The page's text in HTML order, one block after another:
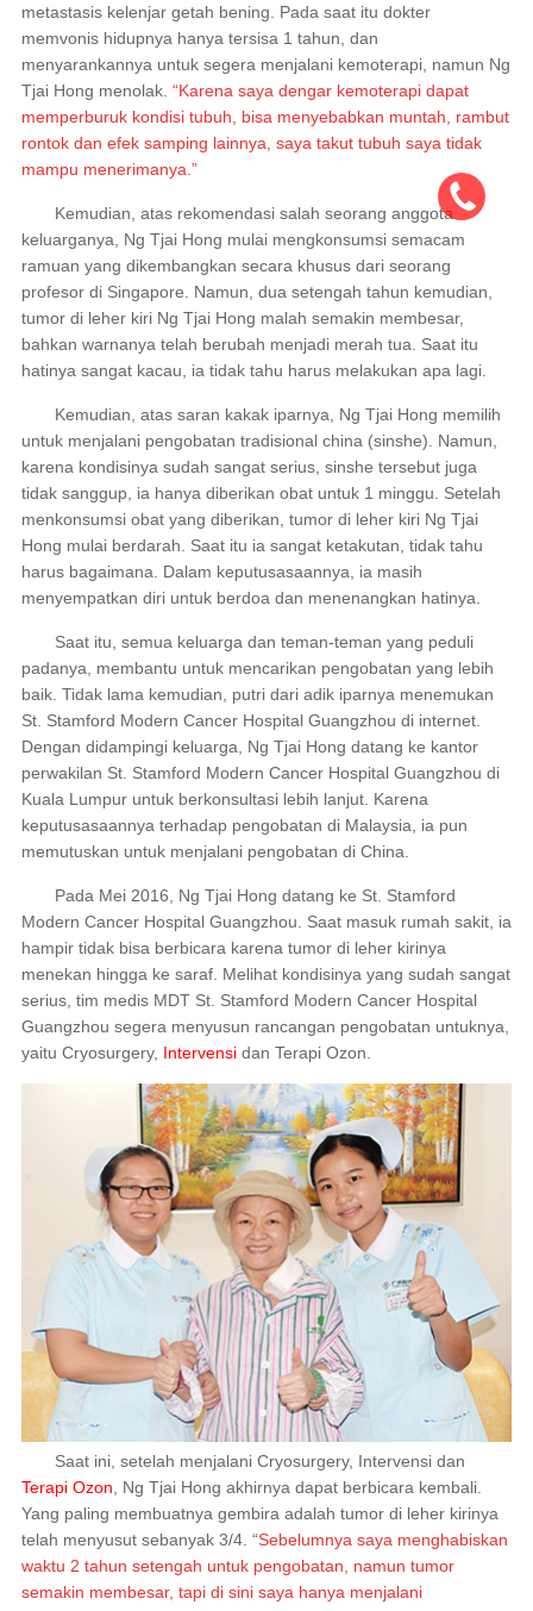
metastasis kelenjar getah bening. Pada saat itu dokter
memvonis hidupnya hanya tersisa 1 tahun, dan
menyarankannya untuk segera menjalani kemoterapi, namun Ng
Tjai Hong menolak. “Karena saya dengar kemoterapi dapat
memperburuk kondisi tubuh, bisa menyebabkan muntah, rambut
rontok dan efek samping lainnya, saya takut tubuh saya tidak
mampu menerimanya.”
Kemudian, atas rekomendasi salah seorang anggota
keluarganya, Ng Tjai Hong mulai mengkonsumsi semacam
ramuan yang dikembangkan secara khusus dari seorang
profesor di Singapore. Namun, dua setengah tahun kemudian,
tumor di leher kiri Ng Tjai Hong malah semakin membesar,
bahkan warnanya telah berubah menjadi merah tua. Saat itu
hatinya sangat kacau, ia tidak tahu harus melakukan apa lagi.
Kemudian, atas saran kakak iparnya, Ng Tjai Hong memilih
untuk menjalani pengobatan tradisional china (sinshe). Namun,
karena kondisinya sudah sangat serius, sinshe tersebut juga
tidak sanggup, ia hanya diberikan obat untuk 1 minggu. Setelah
menkonsumsi obat yang diberikan, tumor di leher kiri Ng Tjai
Hong mulai berdarah. Saat itu ia sangat ketakutan, tidak tahu
harus bagaimana. Dalam keputusasaannya, ia masih
menyempatkan diri untuk berdoa dan menenangkan hatinya.
Saat itu, semua keluarga dan teman-teman yang peduli
padanya, membantu untuk mencarikan pengobatan yang lebih
baik. Tidak lama kemudian, putri dari adik iparnya menemukan
St. Stamford Modern Cancer Hospital Guangzhou di internet.
Dengan didampingi keluarga, Ng Tjai Hong datang ke kantor
perwakilan St. Stamford Modern Cancer Hospital Guangzhou di
Kuala Lumpur untuk berkonsultasi lebih lanjut. Karena
keputusasaannya terhadap pengobatan di Malaysia, ia pun
memutuskan untuk menjalani pengobatan di China.
Pada Mei 2016, Ng Tjai Hong datang ke St. Stamford
Modern Cancer Hospital Guangzhou. Saat masuk rumah sakit, ia
hampir tidak bisa berbicara karena tumor di leher kirinya
menekan hingga ke saraf. Melihat kondisinya yang sudah sangat
serius, tim medis MDT St. Stamford Modern Cancer Hospital
Guangzhou segera menyusun rancangan pengobatan untuknya,
yaitu Cryosurgery, Intervensidan Terapi Ozon.
Saat ini, setelah menjalani Cryosurgery, Intervensi dan
Terapi Ozon , Ng Tjai Hong akhirnya dapat berbicara kembali.
Yang paling membuatnya gembira adalah tumor di leher kirinya
telah menyusut sebanyak 3/4. “Sebelumnya saya menghabiskan
waktu 2 tahun setengah untuk pengobatan, namun tumor
semakin membesar, tapi di sini saya hanya menjalani